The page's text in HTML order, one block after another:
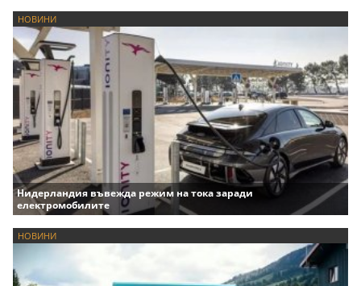
НОВИНИ
Нидерландия въвежда режим на тока заради
електромобилите
НОВИНИ